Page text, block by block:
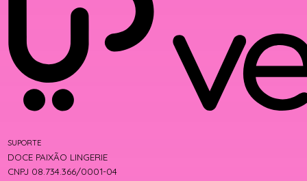
SUPORTE
DOCE PAIXÃO LINGERIE
CNPJ 08.734.366/0001-04